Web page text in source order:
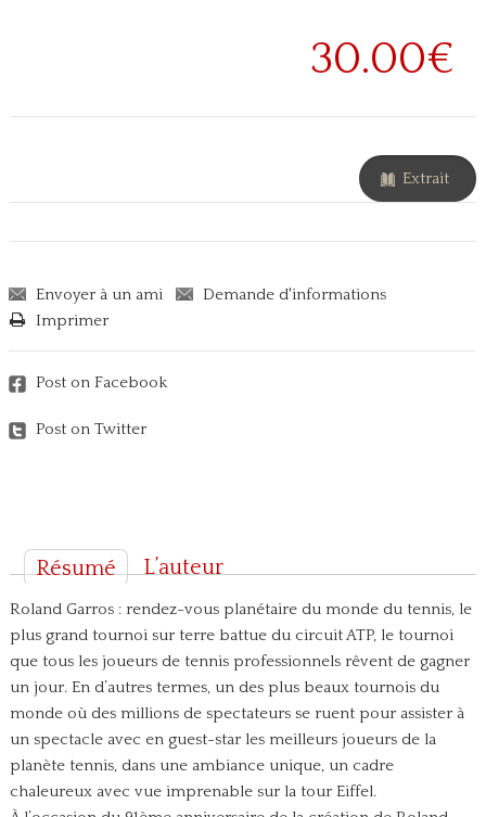
30.00€
Extrait
Envoyer à un ami
Demande d'informations
Imprimer
Post on Facebook
Post on Twitter
Résumé L’auteur
Roland Garros : rendez-vous planétaire du monde du tennis, le
plus grand tournoi sur terre battue du circuit ATP, le tournoi
que tous les joueurs de tennis professionnels rêvent de gagner
un jour. En d’autres termes, un des plus beaux tournois du
monde où des millions de spectateurs se ruent pour assister à
un spectacle avec en guest-star les meilleurs joueurs de la
planète tennis, dans une ambiance unique, un cadre
chaleureux avec vue imprenable sur la tour Eiffel.